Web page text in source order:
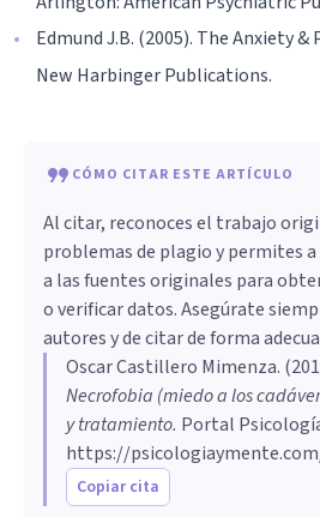
Edmund J.B. (2005). The Anxiety &
New Harbinger Publications.
CÓMO CITAR ESTE ARTÍCULO
Al citar, reconoces el trabajo
problemas de plagio y permites
a las fuentes originales para
o verificar datos. Asegúrate
autores y de citar de forma
Oscar Castillero Mimenza. (
Necrofobia (miedo a los
y tratamiento. Portal
https://
Copiar cita